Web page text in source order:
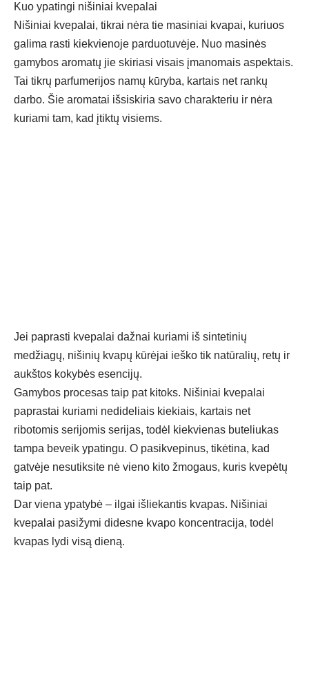
Kuo ypatingi nišiniai kvepalai
Nišiniai kvepalai, tikrai nėra tie masiniai kvapai, kuriuos
galima rasti kiekvienoje parduotuvėje. Nuo masinės
gamybos aromatų jie skiriasi visais įmanomais aspektais.
Tai tikrų parfumerijos namų kūryba, kartais net rankų
darbo. Šie aromatai išsiskiria savo charakteriu ir nėra
kuriami tam, kad įtiktų visiems.
Jei paprasti kvepalai dažnai kuriami iš sintetinių
medžiagų, nišinių kvapų kūrėjai ieško tik natūralių, retų ir
aukštos kokybės esencijų.
Gamybos procesas taip pat kitoks. Nišiniai kvepalai
paprastai kuriami nedideliais kiekiais, kartais net
ribotomis serijomis serijas, todėl kiekvienas buteliukas
tampa beveik ypatingu. O pasikvepinus, tikėtina, kad
gatvėje nesutiksite nė vieno kito žmogaus, kuris kvepėtų
taip pat.
Dar viena ypatybė – ilgai išliekantis kvapas. Nišiniai
kvepalai pasižymi didesne kvapo koncentracija, todėl
kvapas lydi visą dieną.